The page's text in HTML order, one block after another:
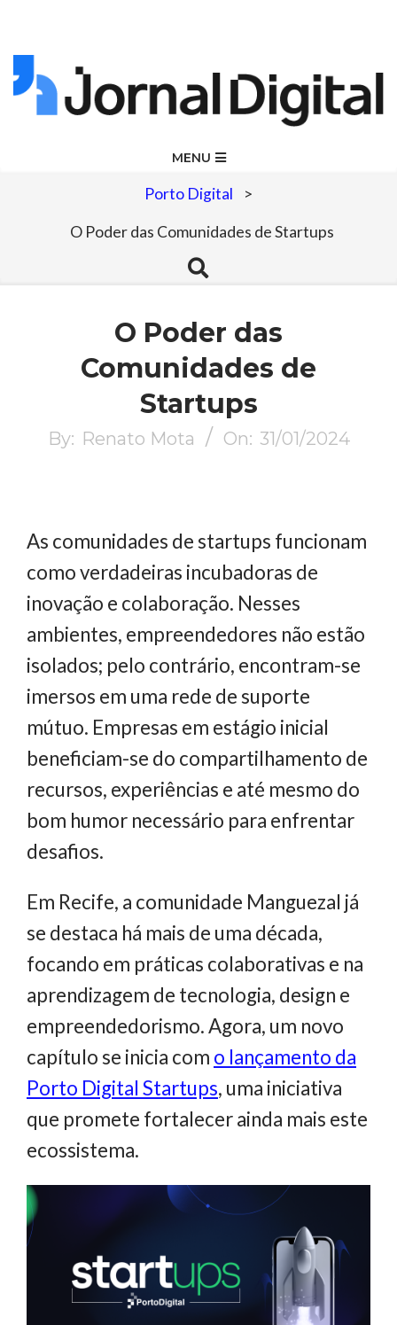
Skip
to
Jornal
Digital
MENU
Porto Digital >
O Poder das Comunidades de Startups
Search
O Poder das
Comunidades de
Startups
By: Renato Mota On: 31/01/2024
As comunidades de startups funcionam
como verdadeiras incubadoras de
inovação e colaboração. Nesses
ambientes, empreendedores não estão
isolados; pelo contrário, encontram-se
imersos em uma rede de suporte
mútuo. Empresas em estágio inicial
beneficiam-se do compartilhamento de
recursos, experiências e até mesmo do
bom humor necessário para enfrentar
desafios.
Em Recife, a comunidade Manguezal já
se destaca há mais de uma década,
focando em práticas colaborativas e na
aprendizagem de tecnologia, design e
empreendedorismo. Agora, um novo
capítulo se inicia com o lançamento da
Porto Digital Startups, uma iniciativa
que promete fortalecer ainda mais este
ecossistema.